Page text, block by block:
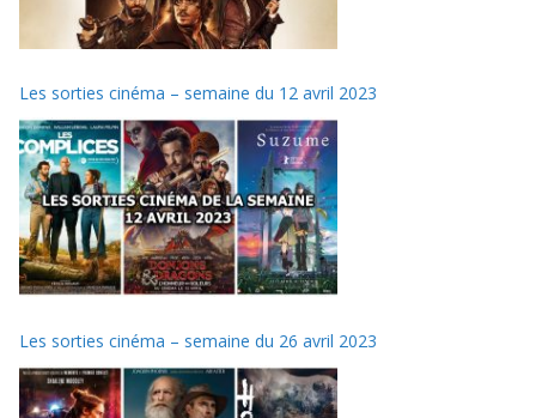
Les sorties cinéma – semaine du 12 avril 2023
Les sorties cinéma – semaine du 26 avril 2023